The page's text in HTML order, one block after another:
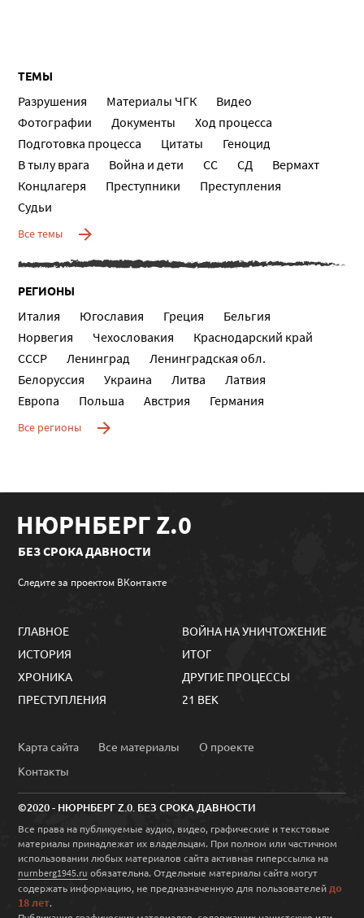
ТЕМЫ
Разрушения Материалы ЧГК
Видео
Фотографии
Документы
Ход процесса
Подготовка процесса
Цитаты
Геноцид
В тылу врага
Война и дети СС СД
Вермахт
Концлагеря
Преступники
Преступления
Судьи
Все темы
РЕГИОНЫ
Италия Югославия Греция
Бельгия
Норвегия
Чехословакия
Краснодарский край
СССР
Ленинград
Ленинградская обл.
Белоруссия
Украина Литва
Латвия
Европа
Польша Австрия Германия
Все регионы
НЮРНБЕРГ Z.0
БЕЗ СРОКА ДАВНОСТИ
Следите за проектом ВКонтакте
ГЛАВНОЕ
ИСТОРИЯ
ХРОНИКА
ПРЕСТУПЛЕНИЯ
ВОЙНА НА УНИЧТОЖЕНИЕ
ИТОГ
ДРУГИЕ ПРОЦЕССЫ
21 ВЕК
Карта сайта Все материалы
О проекте
Контакты
©2020 - НЮРНБЕРГ Z.0. БЕЗ СРОКА ДАВНОСТИ
Все права на публикуемые аудио, видео, графические и текстовые
материалы принадлежат их владельцам. При полном или частичном
использовании любых материалов сайта активная гиперссылка на
nurnberg1945.ru обязательна. Отдельные материалы сайта могут
содержать информацию, не предназначенную для пользователей до
18 лет.